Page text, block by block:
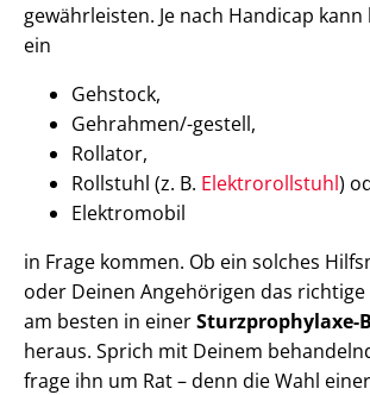
gewährleisten. Je nach Handicap
ein
Gehstock,
Gehrahmen/-gestell,
Rollator,
Rollstuhl (z. B. Elektrorollstuhl)
Elektromobil
in Frage kommen. Ob ein solches
oder Deinen Angehörigen das
am besten in einerSturzprophylaxe-
heraus. Sprich mit Deinem
frage ihn um Rat – denn die Wahl einer